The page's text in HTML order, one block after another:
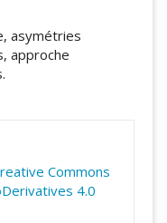
asymétries
approche
Commons
4.0